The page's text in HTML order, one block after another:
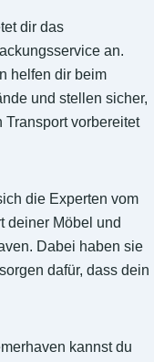
dir das
an.
helfen dir beim
und stellen sicher,
vorbereitet
die Experten vom
deiner Möbel und
Dabei haben sie
dafür, dass dein
kannst du